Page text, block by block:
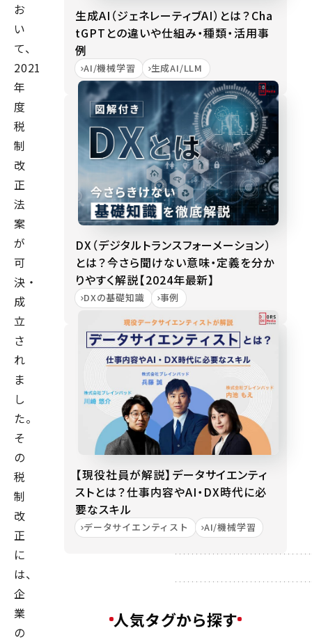
お
い
て、
2021
年
度
税
制
改
正
法
案
が
可
決・
成
立
さ
れ
ま
し
た。
そ
の
税
制
改
正
に
は、
企
業
の
生成AI（ジェネレーティブAI）とは？Cha
tGPTとの違いや仕組み・種類・活用事
例
AI/機械学習 生成AI/LLM
DX（デジタルトランスフォーメーション）
とは？今さら聞けない意味・定義を分か
りやすく解説【2024年最新】
DXの基礎知識 事例
【現役社員が解説】データサイエンティ
ストとは？仕事内容やAI・DX時代に必
要なスキル
データサイエンティスト AI/機械学習
人気タグから探す